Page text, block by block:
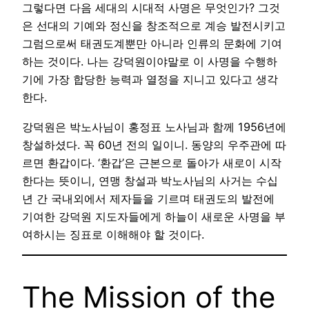
그렇다면 다음 세대의 시대적 사명은 무엇인가? 그것
은 선대의 기예와 정신을 창조적으로 계승 발전시키고
그럼으로써 태권도계뿐만 아니라 인류의 문화에 기여
하는 것이다. 나는 강덕원이야말로 이 사명을 수행하
기에 가장 합당한 능력과 열정을 지니고 있다고 생각
한다.
강덕원은 박노사님이 홍정표 노사님과 함께 1956년에
창설하셨다. 꼭 60년 전의 일이니. 동양의 우주관에 따
르면 환갑이다. ‘환갑’은 근본으로 돌아가 새로이 시작
한다는 뜻이니, 연맹 창설과 박노사님의 사거는 수십
년 간 국내외에서 제자들을 기르며 태권도의 발전에
기여한 강덕원 지도자들에게 하늘이 새로운 사명을 부
여하시는 징표로 이해해야 할 것이다.
The Mission of the